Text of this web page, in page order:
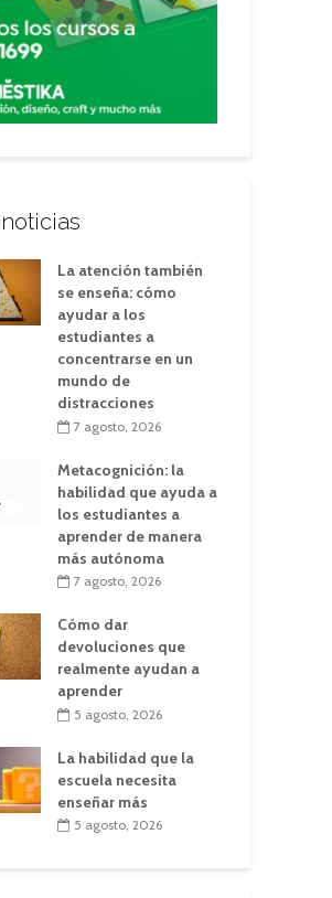
La atención también
se enseña: cómo
ayudar a los
estudiantes a
concentrarse en un
mundo de
distracciones
7 agosto, 2026
Metacognición: la
habilidad que ayuda a
los estudiantes a
aprender de manera
más autónoma
7 agosto, 2026
Cómo dar
devoluciones que
realmente ayudan a
aprender
5 agosto, 2026
La habilidad que la
escuela necesita
enseñar más
5 agosto, 2026